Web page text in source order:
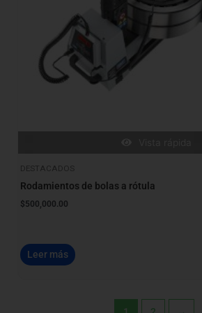
DESTACADOS
Rodamientos de bolas a rótula
$500,000.00
Leer más